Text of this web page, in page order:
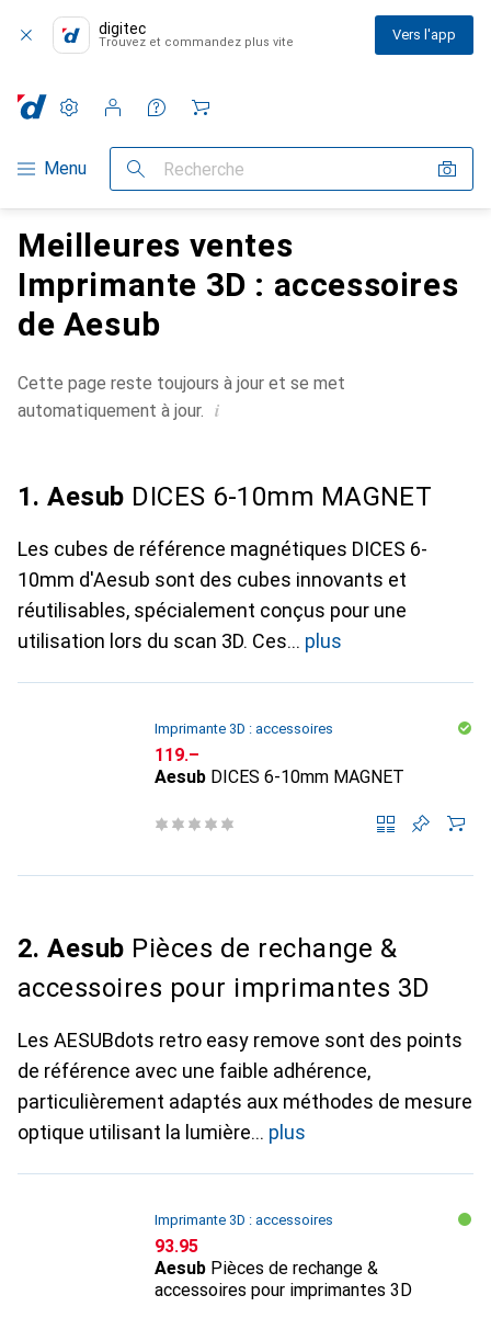
digitec
Trouvez et commandez plus vite Vers l'app
Navigation par catégorie
Menu Recherche
Paramètres
Compte client
Listes de comparaison
Listes d'envies
Panier
Meilleures ventes
Imprimante 3D : accessoires
de Aesub
Cette page reste toujours à jour et se met
automatiquement à jour. i
1. Aesub DICES 6-10mm MAGNET
Les cubes de référence magnétiques DICES 6-
10mm d'Aesub sont des cubes innovants et
réutilisables, spécialement conçus pour une
utilisation lors du scan 3D. Ces
plus
Imprimante 3D : accessoires
CHF
119.–
Aesub DICES 6-10mm MAGNET
2. Aesub Pièces de rechange &
accessoires pour imprimantes 3D
Les AESUBdots retro easy remove sont des points
de référence avec une faible adhérence,
particulièrement adaptés aux méthodes de mesure
optique utilisant la lumière
plus
Imprimante 3D : accessoires
CHF
93.95
Aesub Pièces de rechange &
accessoires pour imprimantes 3D